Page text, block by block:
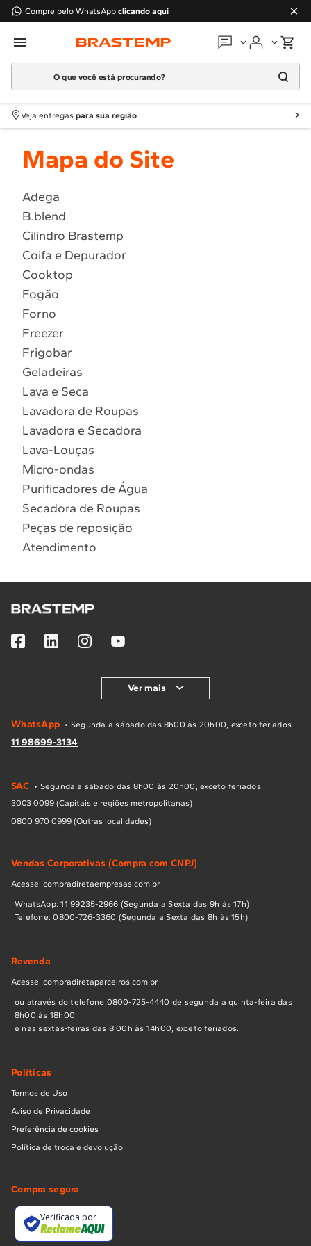
Compre pelo WhatsApp clicando aqui
Em que podemos
Atendimento Brastemp
Localizar assistência técnica
O que você está procurando?
Termos mais buscados
1º Geladeira
2
Fogao
4 º Lava Louça
5 º Cooktop
6º Microondas Brastemp
7º Forno
8º Embutir
9º Lava Seca
Veja entregas para sua região
Mapa do Site
Adega
B.blend
Cilindro Brastemp
Coifa e Depurador
Cooktop
Fogão
Forno
Freezer
Frigobar
Geladeiras
Lava e Seca
Lavadora de Roupas
Lavadora e Secadora
Lava-Louças
Micro-ondas
Purificadores de Água
Secadora de Roupas
Peças de reposição
Atendimento
Ver mais
WhatsApp • Segunda a sábado das 8h00 às 20h00, exceto feriados.
11 98699-3134
SAC • Segunda a sábado das 8h00 às 20h00, exceto feriados.
3003 0099 (Capitais e regiões metropolitanas)
0800 970 0999 (Outras localidades)
Vendas Corporativas (Compra com CNPJ)
Acesse: compradiretaempresas.com.br
WhatsApp: 11 99235-2966 (Segunda a Sexta das 9h às 17h)
Telefone: 0800-726-3360 (Segunda a Sexta das 8h às 15h)
Revenda
Acesse: compradiretaparceiros.com.br
ou através do telefone 0800-725-4440 de segunda a quinta-feira das
8h00 às 18h00,
e nas sextas-feiras das 8:00h às 14h00, exceto feriados.
Políticas
Termos de Uso
Aviso de Privacidade
Preferência de cookies
Política de troca e devolução
Compra segura
Verificada por